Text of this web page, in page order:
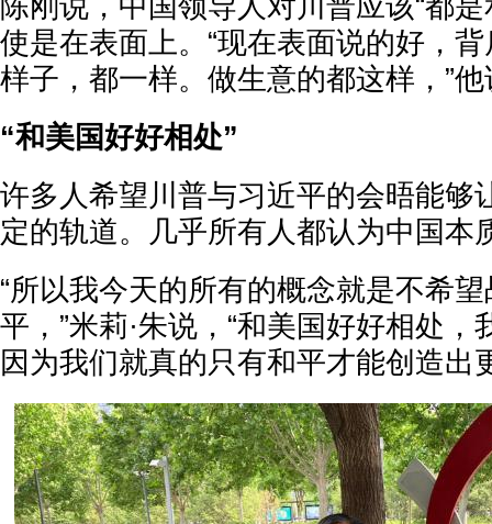
陈刚说，中国领导人对川普应该“都
使是在表面上。“现在表面说的好，
样子，都一样。做生意的都这样，”他
“和美国好好相处”
许多人希望川普与习近平的会晤能够
定的轨道。几乎所有人都认为中国本
“所以我今天的所有的概念就是不希
平，”米莉·朱说，“和美国好好相处
因为我们就真的只有和平才能创造出